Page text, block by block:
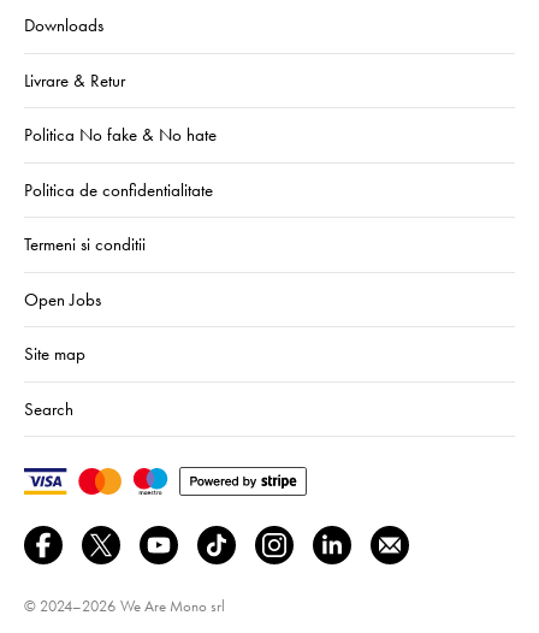
Downloads
Livrare & Retur
Politica No fake & No hate
Politica de confidentialitate
Termeni si conditii
Open Jobs
Site map
Search
© 2024–2026 We Are Mono srl